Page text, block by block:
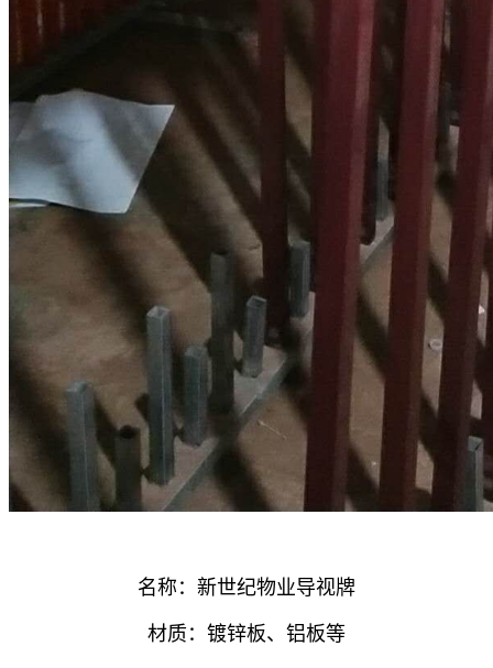
名称：新世纪物业导视牌
材质：镀锌板、铝板等